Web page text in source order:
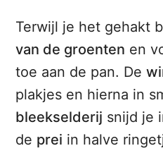
Terwijl je het gehakt
van de groenten en
toe aan de pan. De
plakjes en hierna in
bleekselderij snijd je
de prei in halve